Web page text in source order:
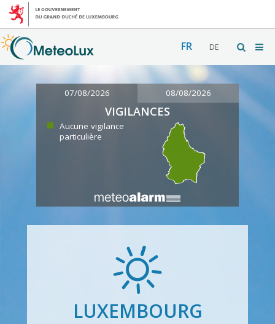
FR DE
07/08/2026 08/08/2026
VIGILANCES
Aucune vigilance
particulière
LUXEMBOURG